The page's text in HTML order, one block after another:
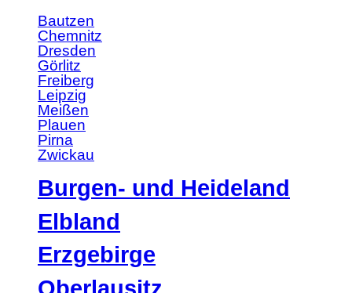
Bautzen
Chemnitz
Dresden
Görlitz
Freiberg
Leipzig
Meißen
Plauen
Pirna
Zwickau
Burgen- und Heideland
Elbland
Erzgebirge